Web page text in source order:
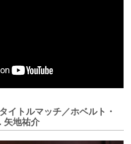
イトルマッチ／ホベルト・
矢地祐介